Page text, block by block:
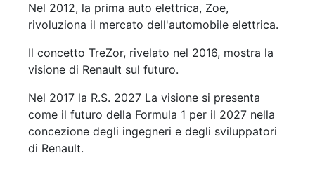
Nel 2012, la prima auto elettrica, Zoe,
rivoluziona il mercato dell'automobile elettrica.
Il concetto TreZor, rivelato nel 2016, mostra la
visione di Renault sul futuro.
Nel 2017 la R.S. 2027 La visione si presenta
come il futuro della Formula 1 per il 2027 nella
concezione degli ingegneri e degli sviluppatori
di Renault.